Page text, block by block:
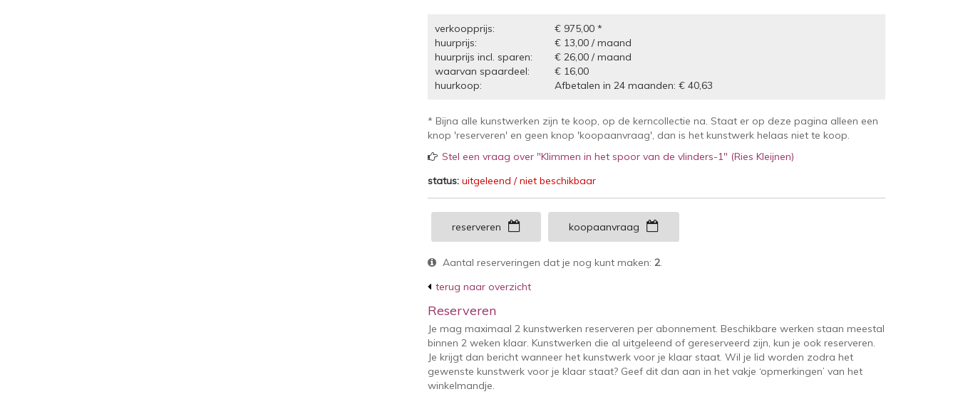
verkoopprijs:
€ 975,00 *
huurprijs:
€ 13,00 / maand
huurprijs incl. sparen:
€ 26,00 / maand
waarvan spaardeel:
€ 16,00
huurkoop:
Afbetalen in 24 maanden: € 40,63
* Bijna alle kunstwerken zijn te koop, op de kerncollectie na. Staat er op deze pagina alleen een
knop 'reserveren' en geen knop 'koopaanvraag', dan is het kunstwerk helaas niet te koop.
Stel een vraag over "Klimmen in het spoor van de vlinders-1" (Ries Kleijnen)
status: uitgeleend / niet beschikbaar
reserveren koopaanvraag
Aantal reserveringen dat je nog kunt maken: 2
terug naar overzicht
Reserveren
Je mag maximaal 2 kunstwerken reserveren per abonnement. Beschikbare werken staan meestal
binnen 2 weken klaar. Kunstwerken die al uitgeleend of gereserveerd zijn, kun je ook reserveren.
Je krijgt dan bericht wanneer het kunstwerk voor je klaar staat. Wil je lid worden zodra het
gewenste kunstwerk voor je klaar staat? Geef dit dan aan in het vakje ‘opmerkingen’ van het
winkelmandje.